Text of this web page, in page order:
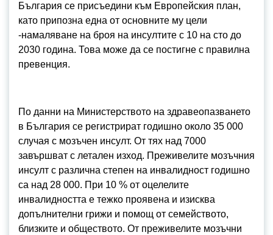
България се присъедини към Европейския план,
като припозна една от основните му цели
-намаляване на броя на инсултите с 10 на сто до
2030 година. Това може да се постигне с правилна
превенция.
По данни на Министерството на здравеопазването
в България се регистрират годишно около 35 000
случая с мозъчен инсулт. От тях над 7000
завършват с летален изход. Преживелите мозъчния
инсулт с различна степен на инвалидност годишно
са над 28 000. При 10 % от оцелелите
инвалидността е тежко проявена и изисква
допълнителни грижи и помощ от семейството,
близките и обществото. От преживелите мозъчни